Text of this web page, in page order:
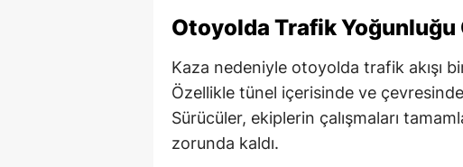
Otoyolda Trafik Yoğunluğu
Kaza nedeniyle otoyolda trafik akışı
Özellikle tünel içerisinde ve
Sürücüler, ekiplerin çalışmaları
zorunda kaldı.